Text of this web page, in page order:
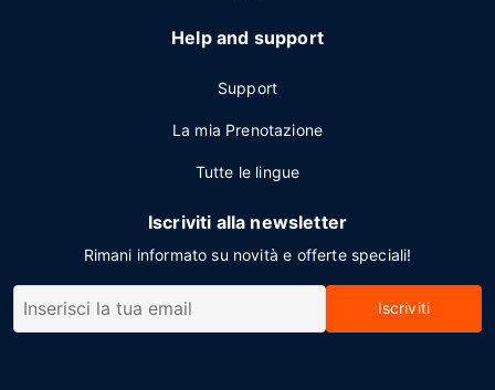
Help and support
Support
La mia Prenotazione
Tutte le lingue
Iscriviti alla newsletter
Rimani informato su novità e offerte speciali!
Iscriviti